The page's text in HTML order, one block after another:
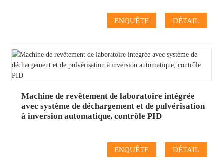
ENQUÊTE DÉTAIL
Machine de revêtement de laboratoire intégrée
avec système de déchargement et de pulvérisation
à inversion automatique, contrôle PID
ENQUÊTE DÉTAIL